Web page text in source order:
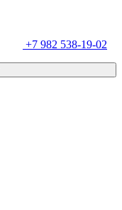
+7 982 538-19-02